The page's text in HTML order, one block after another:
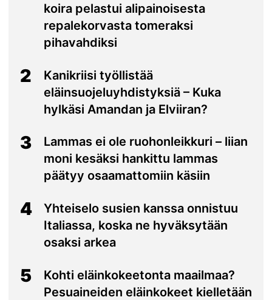
koira pelastui alipainoisesta
repalekorvasta tomeraksi
pihavahdiksi
2
Kanikriisi työllistää
eläinsuojeluyhdistyksiä – Kuka
hylkäsi Amandan ja Elviiran?
3
Lammas ei ole ruohonleikkuri – liian
moni kesäksi hankittu lammas
päätyy osaamattomiin käsiin
4
Yhteiselo susien kanssa onnistuu
Italiassa, koska ne hyväksytään
osaksi arkea
5
Kohti eläinkokeetonta maailmaa?
Pesuaineiden eläinkokeet kielletään